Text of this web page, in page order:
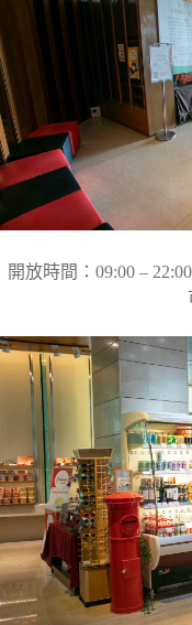
開放時間：09:00 –